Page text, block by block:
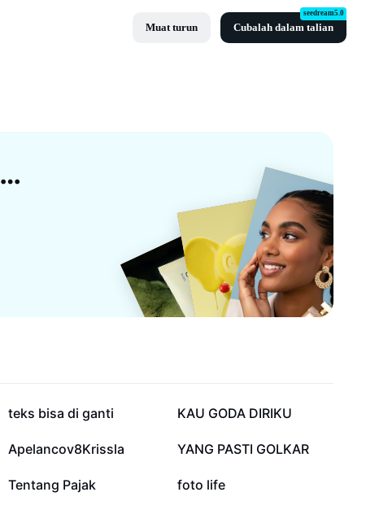
Muat turun Cubalah dalam talian
seedream5.0
Templat Design Bilik Pejabat Percuma Oleh CapCut
37.8K
teks bisa di ganti 9.1K
KAU GODA DIRIKU
4.2K
Apelancov8Krissla 3.4K
YANG PASTI GOLKAR
0
Tentang Pajak 0
foto life